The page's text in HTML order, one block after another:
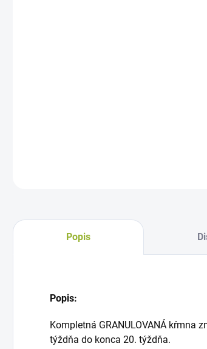
Popis
Popis:
Kompletná GRANULOVANÁ kŕmna
týždňa do konca 20. týždňa.